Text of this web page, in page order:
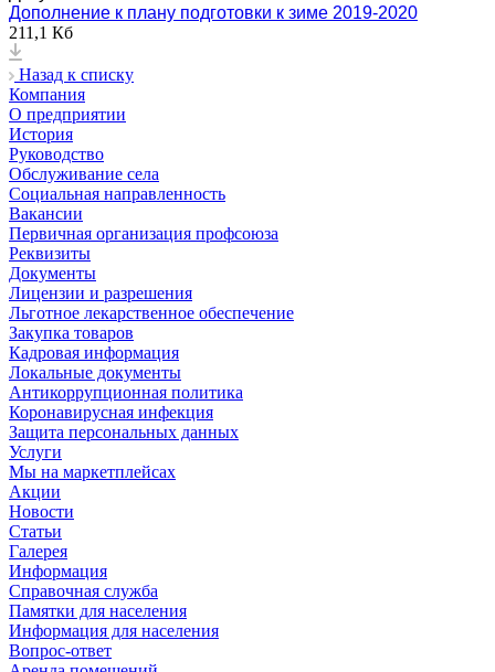
Дополнение к плану подготовки к зиме 2019-2020
211,1 Кб
Назад к списку
Компания
О предприятии
История
Руководство
Обслуживание села
Социальная направленность
Вакансии
Первичная организация профсоюза
Реквизиты
Документы
Лицензии и разрешения
Льготное лекарственное обеспечение
Закупка товаров
Кадровая информация
Локальные документы
Антикоррупционная политика
Коронавирусная инфекция
Защита персональных данных
Услуги
Мы на маркетплейсах
Акции
Новости
Статьи
Галерея
Информация
Справочная служба
Памятки для населения
Информация для населения
Вопрос-ответ